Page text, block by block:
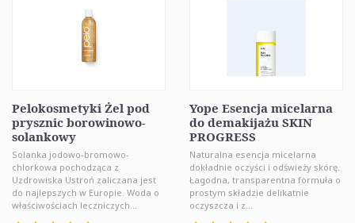
Pelokosmetyki Żel pod
prysznic borowinowo-
solankowy
Solanka jodowo-bromowo-
chlorkowa pochodząca z
Uzdrowiska Ustroń zaliczana jest
do najlepszych w Europie. Woda o
właściwościach leczniczych...
Yope Esencja micelarna
do demakijażu SKIN
PROGRESS
Naturalna esencja micelarna
dokładnie oczyści i odświeży skórę.
Łagodna, transparentna formuła o
prostym składzie delikatnie
oczyszcza i z...